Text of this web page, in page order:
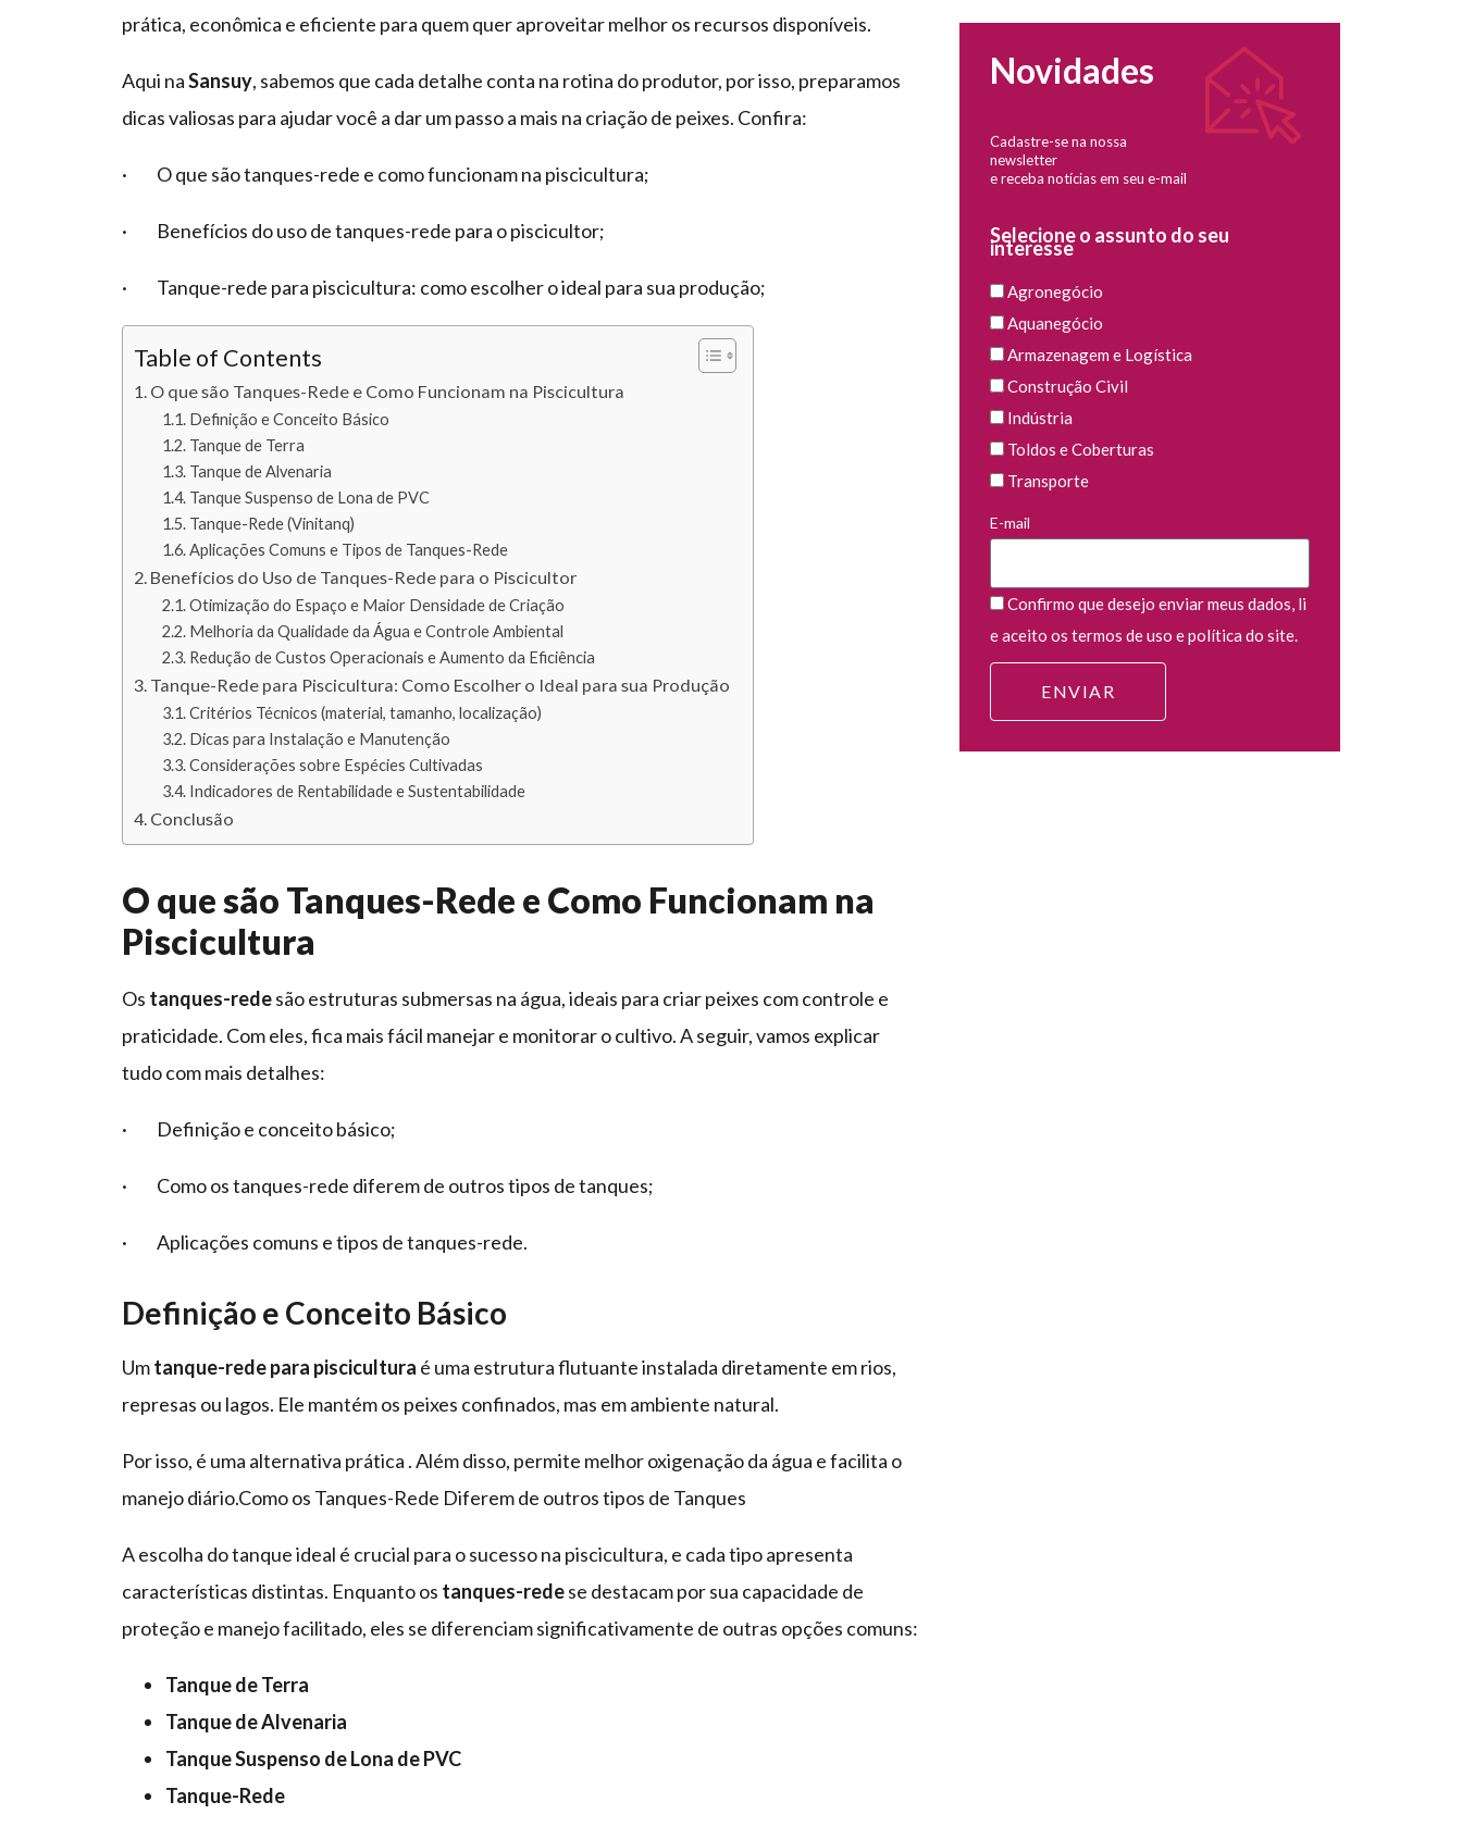
prática, econômica e eficiente para quem quer aproveitar melhor os recursos disponíveis.
Aqui naSansuy, sabemos que cada detalhe conta na rotina do produtor, por isso, preparamos
dicas valiosas para ajudar você a dar um passo a mais na criação de peixes. Confira:
· O que são tanques-rede e como funcionam na piscicultura;
· Benefícios do uso de tanques-rede para o piscicultor;
· Tanque-rede para piscicultura: como escolher o ideal para sua produção;
Table of Contents
O que são Tanques-Rede e Como Funcionam na Piscicultura
Definição e Conceito Básico
Tanque de Terra
Tanque de Alvenaria
Tanque Suspenso de Lona de PVC
Tanque-Rede (Vinitanq)
Aplicações Comuns e Tipos de Tanques-Rede
Benefícios do Uso de Tanques-Rede para o Piscicultor
Otimização do Espaço e Maior Densidade de Criação
Melhoria da Qualidade da Água e Controle Ambiental
Redução de Custos Operacionais e Aumento da Eficiência
Tanque-Rede para Piscicultura: Como Escolher o Ideal para sua Produção
Critérios Técnicos (material, tamanho, localização)
Dicas para Instalação e Manutenção
Considerações sobre Espécies Cultivadas
Indicadores de Rentabilidade e Sustentabilidade
Conclusão
O que são Tanques-Rede e Como Funcionam na
Piscicultura
Os tanques-redesão estruturas submersas na água, ideais para criar peixes com controle e
praticidade. Com eles, fica mais fácil manejar e monitorar o cultivo. A seguir, vamos explicar
tudo com mais detalhes:
· Definição e conceito básico;
· Como os tanques-rede diferem de outros tipos de tanques;
· Aplicações comuns e tipos de tanques-rede.
Definição e Conceito Básico
Umtanque-rede para piscicultura é uma estrutura flutuante instalada diretamente em rios,
represas ou lagos. Ele mantém os peixes confinados, mas em ambiente natural.
Por isso, é uma alternativa prática . Além disso, permite melhor oxigenação da água e facilita o
manejo diário.Como os Tanques-Rede Diferem de outros tipos de Tanques
A escolha do tanque ideal é crucial para o sucesso na piscicultura, e cada tipo apresenta
características distintas. Enquanto os tanques-redese destacam por sua capacidade de
proteção e manejo facilitado, eles se diferenciam significativamente de outras opções comuns:
Tanque de Terra
Tanque de Alvenaria
Tanque Suspenso de Lona de PVC
Tanque-Rede
Novidades
Cadastre-se na nossa
newsletter
e receba notícias em seu e-mail
Selecione o assunto do seu
interesse
Agronegócio
Aquanegócio
Armazenagem e Logística
Construção Civil
Indústria
Toldos e Coberturas
Transporte
E-mail
Confirmo que desejo enviar meus dados, li
e aceito os termos de uso e política do site.